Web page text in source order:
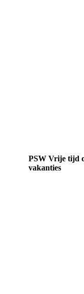
PSW Vrije tijd
vakanties